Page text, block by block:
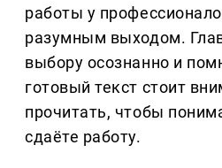
работы у
разумным выходом.
выбору осознанно и
готовый текст стоит
прочитать, чтобы
сдаёте работу.